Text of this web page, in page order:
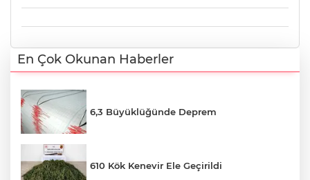
En Çok Okunan Haberler
6,3 Büyüklüğünde Deprem
610 Kök Kenevir Ele Geçirildi